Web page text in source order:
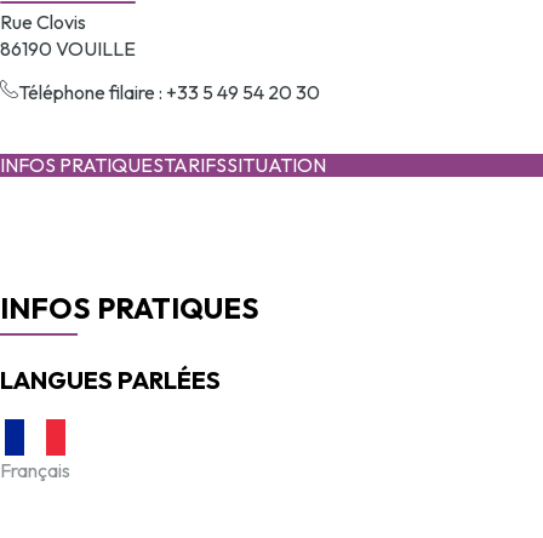
Rue Clovis
86190 VOUILLE
Téléphone filaire : +33 5 49 54 20 30
INFOS PRATIQUESTARIFSSITUATION
INFOS PRATIQUES
LANGUES PARLÉES
Français